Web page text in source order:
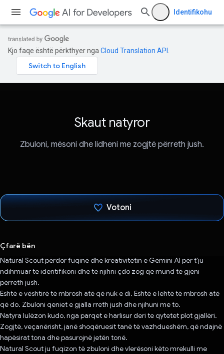
Identifikohu
Kjo faqe është përkthyer nga Cloud Translation API
Skaut natyror
Zbuloni, mësoni dhe lidheni me zogjtë përreth jush.
Votoni
Çfarë bën
Natural Scout përdor fuqinë dhe kreativitetin e Gemini AI për t'ju
ndihmuar të identifikoni dhe të njihni çdo zog që mund të gjeni
përreth jush.
Është e vështirë të mbrosh atë që nuk e di. Është e lehtë të mbrosh atë
që do. Zbuloni qeniet e gjalla rreth jush dhe njihuni me to.
Natyra lulëzon kudo, nga parqet e harlisur deri te qytetet plot gjallëri.
Zogjtë, veçanërisht, janë shoqëruesit tanë të vazhdueshëm, që ndajnë
hapësirat tona dhe pasurojnë jetën tonë.
Natural Scout ju fuqizon të zbuloni dhe vlerësoni këto mrekulli me